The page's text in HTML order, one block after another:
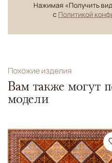
Нажимая «Получить
с Политикой
Похожие изделия
Вам также могут
модели